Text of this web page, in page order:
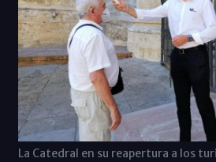
La Catedral en su reapertura a los